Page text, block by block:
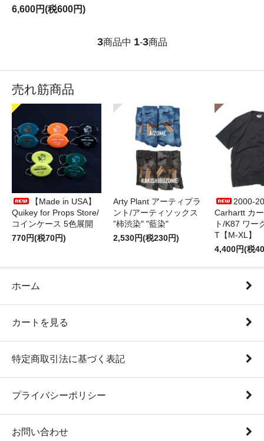
6,600円(税600円)
3商品中 1-3商品
売れ筋商品
【Made in USA】
Quikey for Props Store/
コインケース 5色展開
770円(税70円)
Arty Plant アーティプラ
ント/アーティソックス
”柿渋染" "藍染"
2,530円(税230円)
2000-
Carhartt カ
ト/K87 ワー
T【M-XL】
4,400円(税
ホーム
カートを見る
特定商取引法に基づく表記
プライバシーポリシー
お問い合わせ